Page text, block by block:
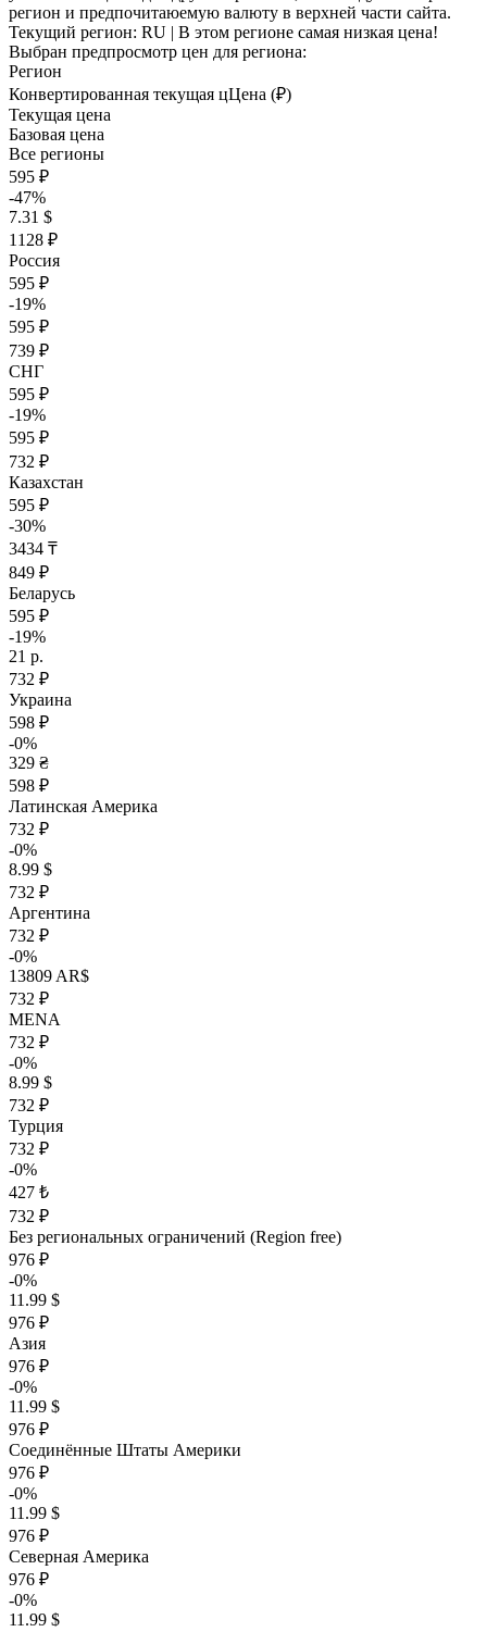
регион и предпочитаюемую валюту в верхней части сайта.
Текущий регион: RU | В этом регионе самая низкая цена!
Выбран предпросмотр цен для региона:
Регион
Конвертированная текущая цЦена (₽)
Текущая цена
Базовая цена
Все регионы
595 ₽
-47%
7.31 $
1128 ₽
Россия
595 ₽
-19%
595 ₽
739 ₽
СНГ
595 ₽
-19%
595 ₽
732 ₽
Казахстан
595 ₽
-30%
3434 ₸
849 ₽
Беларусь
595 ₽
-19%
21 р.
732 ₽
Украина
598 ₽
-0%
329 ₴
598 ₽
Латинская Америка
732 ₽
-0%
8.99 $
732 ₽
Аргентина
732 ₽
-0%
13809 AR$
732 ₽
MENA
732 ₽
-0%
8.99 $
732 ₽
Турция
732 ₽
-0%
427 ₺
732 ₽
Без региональных ограничений (Region free)
976 ₽
-0%
11.99 $
976 ₽
Азия
976 ₽
-0%
11.99 $
976 ₽
Соединённые Штаты Америки
976 ₽
-0%
11.99 $
976 ₽
Северная Америка
976 ₽
-0%
11.99 $